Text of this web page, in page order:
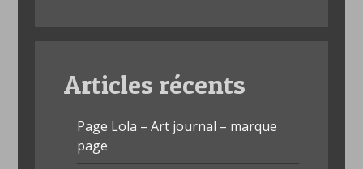
Articles récents
Page Lola – Art journal – marque
page